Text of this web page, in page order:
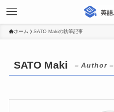
ホーム SATO Makiの執筆記事
SATO Maki – Author –